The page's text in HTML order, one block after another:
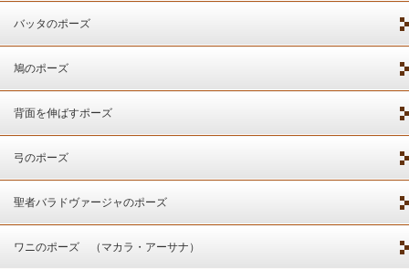
バッタのポーズ
鳩のポーズ
背面を伸ばすポーズ
弓のポーズ
聖者バラドヴァージャのポーズ
ワニのポーズ （マカラ・アーサナ）